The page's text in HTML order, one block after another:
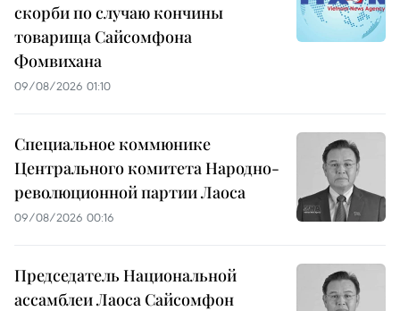
скорби по случаю кончины
товарища Сайсомфона
Фомвихана
09/08/2026 01:10
Специальное коммюнике
Центрального комитета Народно-
революционной партии Лаоса
09/08/2026 00:16
Председатель Национальной
ассамблеи Лаоса Сайсомфон